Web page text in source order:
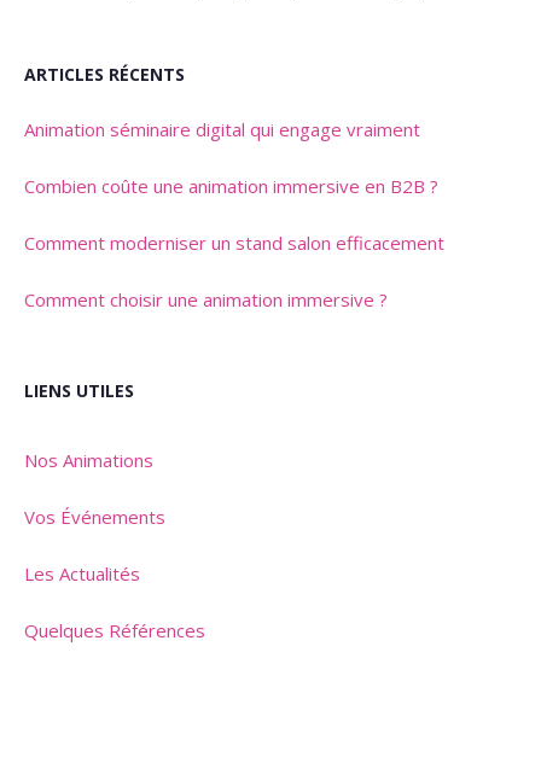
ARTICLES RÉCENTS
Animation séminaire digital qui engage vraiment
Combien coûte une animation immersive en B2B ?
Comment moderniser un stand salon efficacement
Comment choisir une animation immersive ?
LIENS UTILES
Nos Animations
Vos Événements
Les Actualités
Quelques Références